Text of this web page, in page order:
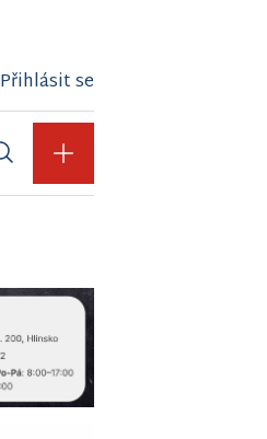
Přihlásit se